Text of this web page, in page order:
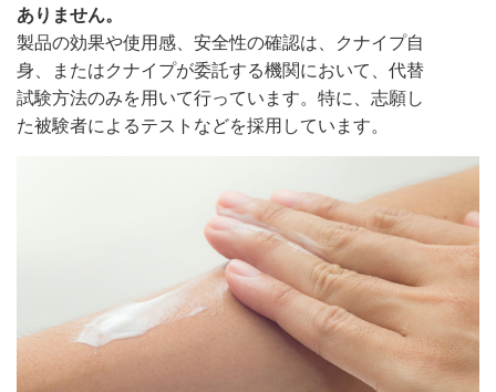
ありません。
製品の効果や使用感、安全性の確認は、クナイプ自
身、またはクナイプが委託する機関において、代替
試験方法のみを用いて行っています。特に、志願し
た被験者によるテストなどを採用しています。